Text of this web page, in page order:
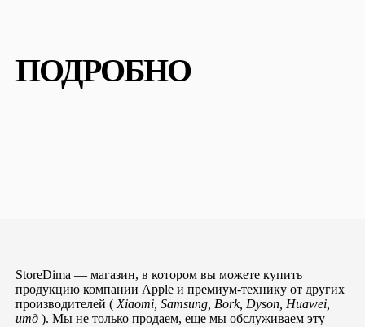
ПОДРОБНО
StoreDima — магазин, в котором вы можете купить
продукцию компании Apple и премиум-технику от других
производителей ( Xiaomi, Samsung, Bork, Dyson, Huawei,
итд). Мы не только продаем, еще мы обслуживаем эту